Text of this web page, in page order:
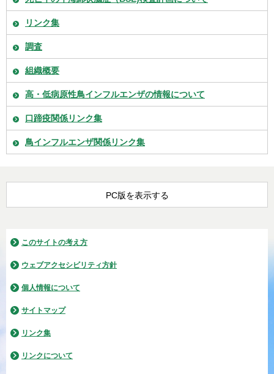
リンク集
調査
組織概要
高・低病原性鳥インフルエンザの情報について
口蹄疫関係リンク集
鳥インフルエンザ関係リンク集
PC版を表示する
このサイトの考え方
ウェブアクセシビリティ方針
個人情報について
サイトマップ
リンク集
リンクについて